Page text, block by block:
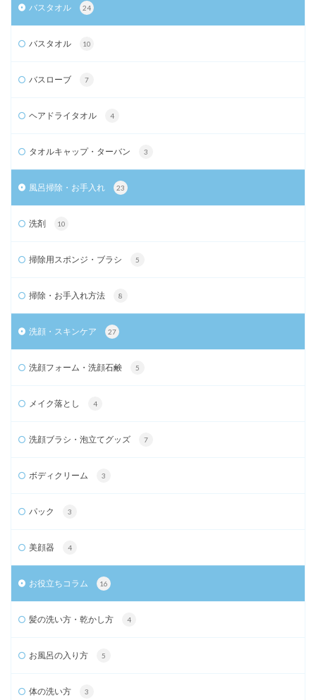
バスタオル 24
バスタオル 10
バスローブ 7
ヘアドライタオル 4
タオルキャップ・ターバン 3
風呂掃除・お手入れ 23
洗剤 10
掃除用スポンジ・ブラシ 5
掃除・お手入れ方法 8
洗顔・スキンケア 27
洗顔フォーム・洗顔石鹸 5
メイク落とし 4
洗顔ブラシ・泡立てグッズ 7
ボディクリーム 3
パック 3
美顔器 4
お役立ちコラム 16
髪の洗い方・乾かし方 4
お風呂の入り方 5
体の洗い方 3